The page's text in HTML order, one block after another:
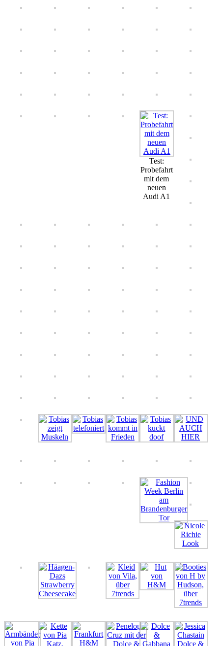
Test:
Probefahrt
mit dem
neuen
Audi A1